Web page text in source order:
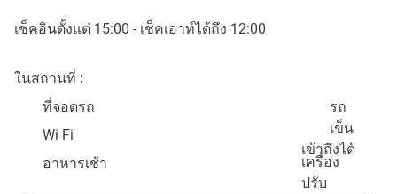
เช็คอินตั้งแต่ 15:00 - เช็คเอาท์ได้ถึง 12:00
ในสถานที่
ที่จอดรถ
รถ
เข็น
เข้าถึงได้
Wi-Fi
เครื่อง
ปรับ
อาหารเช้า